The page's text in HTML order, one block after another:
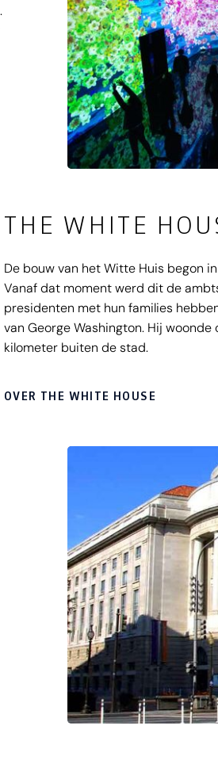
THE WHITE
De bouw van het Witte Huis begon
Vanaf dat moment werd dit de
presidenten met hun families
van George Washington. Hij
kilometer buiten de stad.
OVER THE WHITE HOUSE